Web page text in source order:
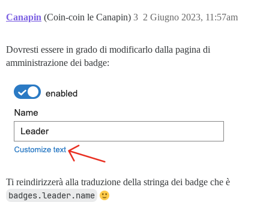
Canapin (Coin-coin le Canapin) 2 Giugno 2023, 11:57am
3
Dovresti essere in grado di modificarlo dalla pagina di
amministrazione dei badge:
Ti reindirizzerà alla traduzione della stringa dei badge che è
badges.leader.name